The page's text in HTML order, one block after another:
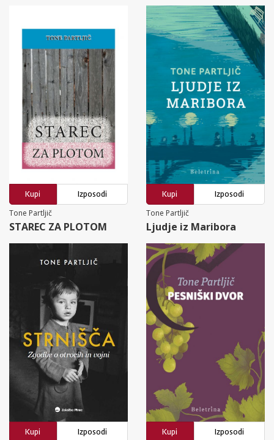
Kupi
Izposodi
Tone Partljič
STAREC ZA PLOTOM
Kupi
Izposodi
Tone Partljič
Ljudje iz Maribora
Kupi
Izposodi
Kupi
Izposodi